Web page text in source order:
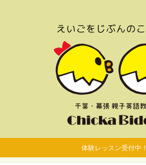
体験レッスン受付中！